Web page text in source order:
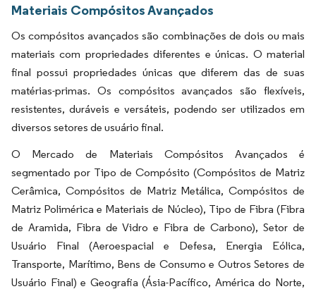
Materiais Compósitos Avançados
Os compósitos avançados são combinações de dois ou mais
materiais com propriedades diferentes e únicas. O material
final possui propriedades únicas que diferem das de suas
matérias-primas. Os compósitos avançados são flexíveis,
resistentes, duráveis e versáteis, podendo ser utilizados em
diversos setores de usuário final.
O Mercado de Materiais Compósitos Avançados é
segmentado por Tipo de Compósito (Compósitos de Matriz
Cerâmica, Compósitos de Matriz Metálica, Compósitos de
Matriz Polimérica e Materiais de Núcleo), Tipo de Fibra (Fibra
de Aramida, Fibra de Vidro e Fibra de Carbono), Setor de
Usuário Final (Aeroespacial e Defesa, Energia Eólica,
Transporte, Marítimo, Bens de Consumo e Outros Setores de
Usuário Final) e Geografia (Ásia-Pacífico, América do Norte,